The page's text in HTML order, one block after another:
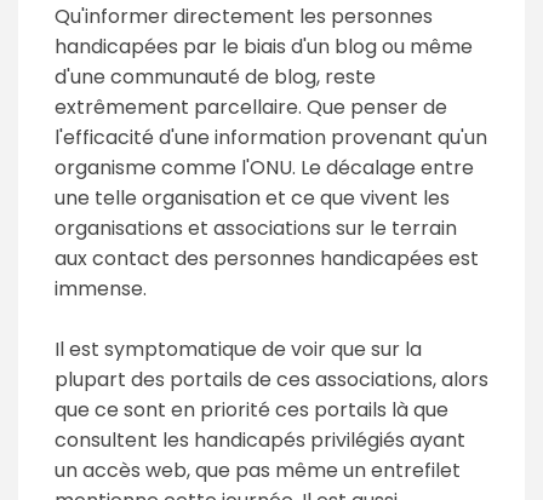
Qu'informer directement les personnes
handicapées par le biais d'un blog ou même
d'une communauté de blog, reste
extrêmement parcellaire. Que penser de
l'efficacité d'une information provenant qu'un
organisme comme l'ONU. Le décalage entre
une telle organisation et ce que vivent les
organisations et associations sur le terrain
aux contact des personnes handicapées est
immense.
Il est symptomatique de voir que sur la
plupart des portails de ces associations, alors
que ce sont en priorité ces portails là que
consultent les handicapés privilégiés ayant
un accès web, que pas même un entrefilet